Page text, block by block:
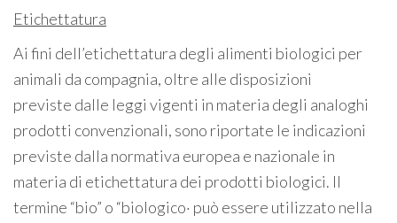
Etichettatura
Ai fini dell’etichettatura degli alimenti biologici per
animali da compagnia, oltre alle disposizioni
previste dalle leggi vigenti in materia degli analoghi
prodotti convenzionali, sono riportate le indicazioni
previste dalla normativa europea e nazionale in
materia di etichettatura dei prodotti biologici. Il
termine “bio” o “biologico· può essere utilizzato nella